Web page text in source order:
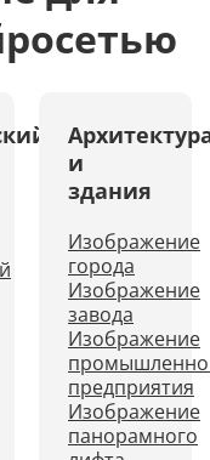
и
здания
Изображение
города
Изображение
завода
Изображение
предприятия
Изображение
панорамного